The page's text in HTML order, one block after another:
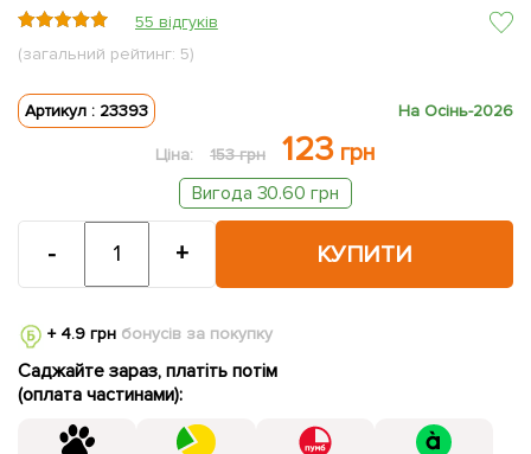
55 відгуків
(загальний рейтинг: 5)
Артикул : 23393 На Осінь-2026
Ціна: 153 грн 123грн
Вигода 30.60 грн
КУПИТИ
- +
+ 4.9 грнбонусів за покупку
Саджайте зараз, платіть потім
(оплата частинами):